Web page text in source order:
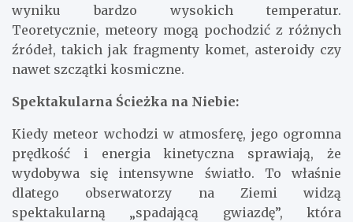
wyniku bardzo wysokich temperatur.
Teoretycznie, meteory mogą pochodzić z różnych
źródeł, takich jak fragmenty komet, asteroidy czy
nawet szczątki kosmiczne.
Spektakularna Ścieżka na Niebie:
Kiedy meteor wchodzi w atmosferę, jego ogromna
prędkość i energia kinetyczna sprawiają, że
wydobywa się intensywne światło. To właśnie
dlatego obserwatorzy na Ziemi widzą
spektakularną „spadającą gwiazdę”, która